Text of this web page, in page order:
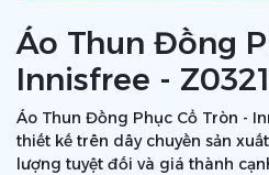
Áo Thun Đồng
Innisfree -
Áo Thun Đồng Phục Cổ Tròn -
thiết kế trên dây chuyền sản
lượng tuyệt đối và giá thành